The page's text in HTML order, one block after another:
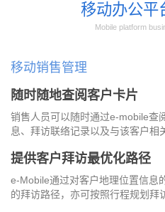
移动办公平
Mobile platform
移动销售管理
随时随地查阅客户卡片
销售人员可以随时通过e-mobile查
息、拜访联络记录以及与该客户相
提供客户拜访最优化路径
e-Mobile通过对客户地理位置信息
的拜访路径，亦可按照行程规划拜